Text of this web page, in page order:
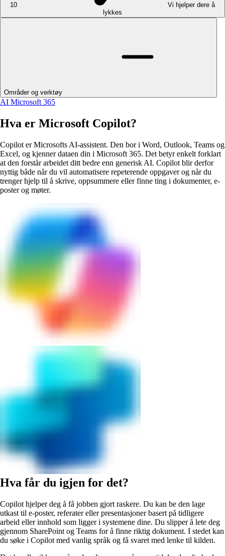
10
Vi hjelper dere å
lykkes
Områder og verktøy
AI Microsoft 365
Hva er Microsoft Copilot?
Copilot er Microsofts AI-assistent. Den bor i Word, Outlook, Teams og
Excel, og kjenner dataen din i Microsoft 365. Det betyr enkelt forklart
at den forstår arbeidet ditt bedre enn generisk AI. Copilot blir derfor
nyttig både når du vil automatisere repeterende oppgaver og når du
trenger hjelp til å skrive, oppsummere eller finne ting i dokumenter, e-
poster og møter.
Hva får du igjen for det?
Copilot hjelper deg å få jobben gjort raskere. Du kan be den lage
utkast til e-poster, referater eller presentasjoner basert på tidligere
arbeid eller innhold som ligger i systemene dine. Du slipper å lete deg
gjennom SharePoint og Teams for å finne riktig dokument. I stedet kan
du søke i Copilot med vanlig språk og få svaret med lenke til kilden.